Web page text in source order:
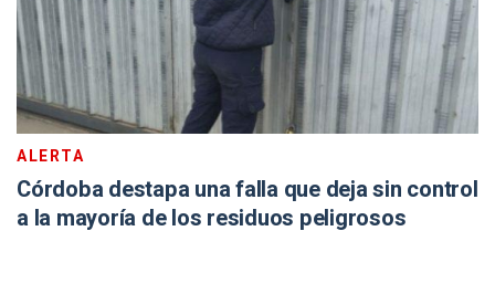
ALERTA
Córdoba destapa una falla que deja sin control
a la mayoría de los residuos peligrosos